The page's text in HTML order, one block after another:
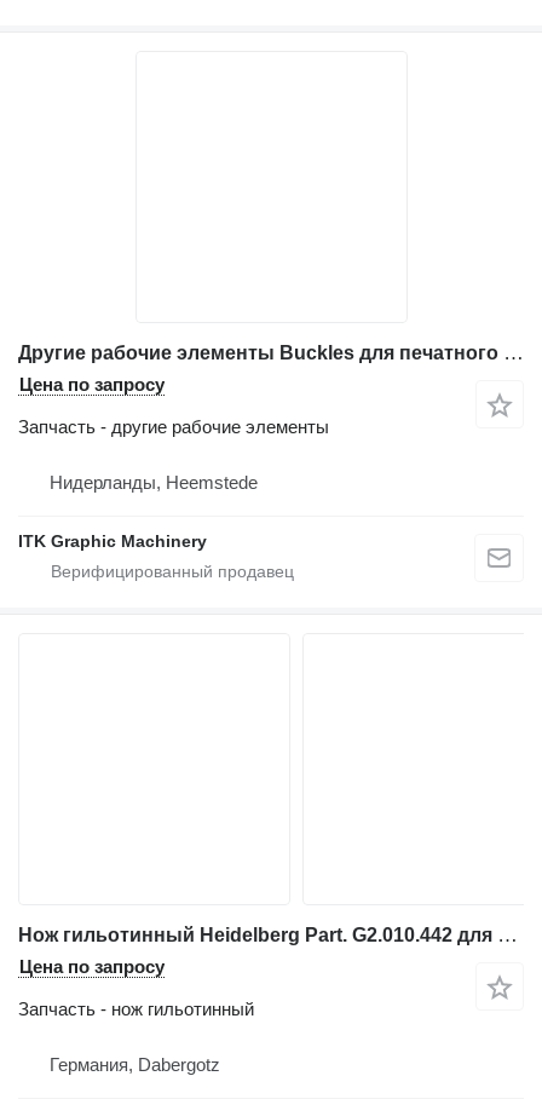
Другие рабочие элементы Buckles для печатного оборудования Heidelberg Stahlfolder Ti52/4
Цена по запросу
Запчасть - другие рабочие элементы
Нидерланды, Heemstede
ITK Graphic Machinery
Нож гильотинный Heidelberg Part. G2.010.442 для печатного оборудования Speedmaster SM 52
Цена по запросу
Запчасть - нож гильотинный
Германия, Dabergotz